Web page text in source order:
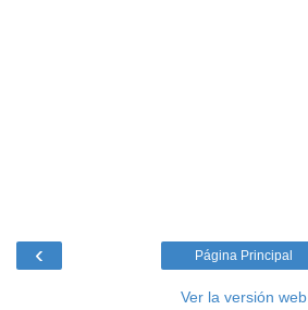
‹ Página Principal
Ver la versión web